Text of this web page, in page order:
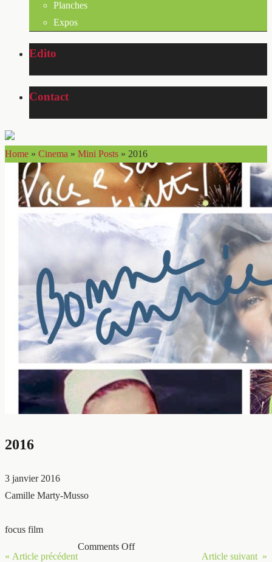
Planches
Expos
Edito
Contact
Home » Cinema » Mini Posts » 2016
2016
3 janvier 2016
Camille Marty-Musso
focus film
« Article précédent Article suivant »
Comments Off